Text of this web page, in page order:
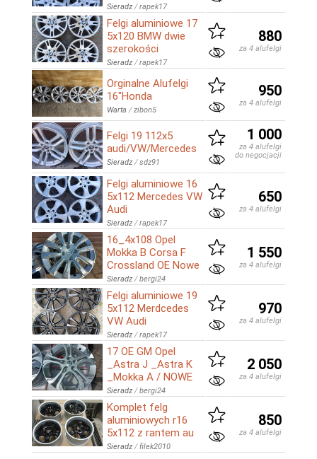
Sieradz /rapek17
Felgi aluminiowe 17
5x120 BMW dwie
szerokości
Sieradz /rapek17
880
za 4 alufelgi
Orginalne Alufelgi
16"Honda
Warta /zibon5
950
za 4 alufelgi
Felgi 19 112x5
audi/VW/Mercedes
Sieradz /sdz91
1 000
za 4 alufelgi
do negocjacji
Felgi aluminiowe 16
5x112 Mercedes VW
Audi
Sieradz /rapek17
650
za 4 alufelgi
16_4x108 Opel
Mokka B Corsa F
Crossland OE Nowe
Sieradz /bergi24
1 550
za 4 alufelgi
Felgi aluminiowe 19
5x112 Merdcedes
VW Audi
Sieradz /rapek17
970
za 4 alufelgi
17 OE GM Opel
_Astra J _Astra K
_Mokka A / NOWE
Sieradz /bergi24
2 050
za 4 alufelgi
Komplet felg
aluminiowych r16
5x112 z rantem au
Sieradz /filek2010
850
za 4 alufelgi